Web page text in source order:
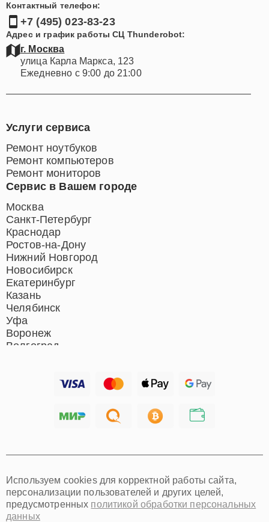
Контактный телефон:
+7 (495) 023-83-23
Адрес и график работы СЦ Thunderobot:
г. Москва
улица Карла Маркса, 123
Ежедневно с 9:00 до 21:00
Сервис в Вашем городе
Москва
Санкт-Петербург
Краснодар
Ростов-на-Дону
Нижний Новгород
Новосибирск
Екатеринбург
Казань
Челябинск
Уфа
Воронеж
Волгоград
Хабаровск
Омск
Красноярск
Пермь
Услуги сервиса
Ремонт ноутбуков
Ремонт компьютеров
Ремонт мониторов
Используем cookies для корректной работы сайта,
персонализации пользователей и других целей,
предусмотренных политикой обработки персональных
данных